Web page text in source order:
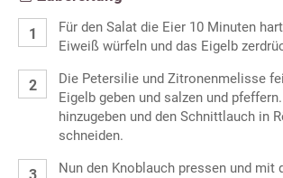
Für den Salat die Eier 10 Minuten
Eiweiß würfeln und das Eigelb
Die Petersilie und Zitronenmelisse
Eigelb geben und salzen und
hinzugeben und den Schnittlauch in
schneiden.
Nun den Knoblauch pressen und mit